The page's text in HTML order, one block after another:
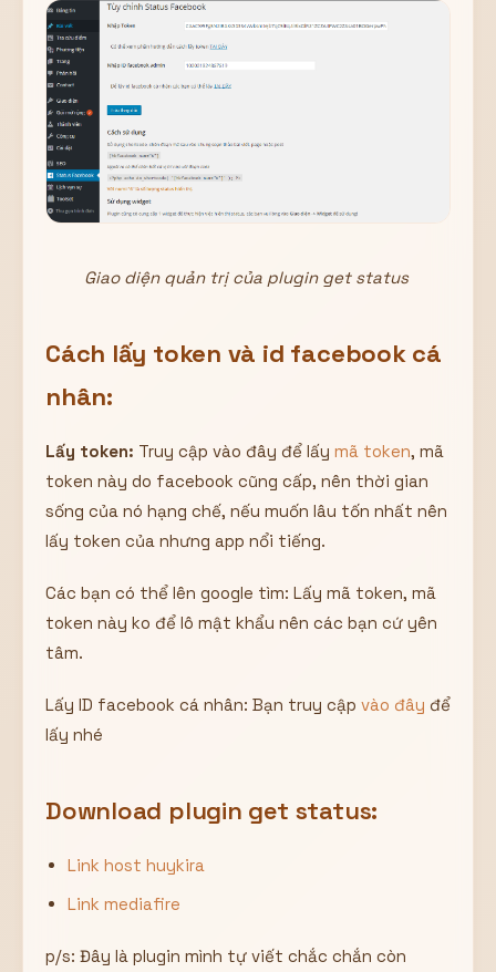
Giao diện quản trị của plugin get status
Cách lấy token và id facebook cá
nhân:
Lấy token: Truy cập vào đây để lấy mã token, mã
token này do facebook cũng cấp, nên thời gian
sống của nó hạng chế, nếu muốn lâu tốn nhất nên
lấy token của nhưng app nổi tiếng.
Các bạn có thể lên google tìm: Lấy mã token, mã
token này ko để lô mật khẩu nên các bạn cứ yên
tâm.
Lấy ID facebook cá nhân: Bạn truy cập vào đây để
lấy nhé
Download plugin get status:
Link host huykira
Link mediafire
p/s: Đây là plugin mình tự viết chắc chắn còn